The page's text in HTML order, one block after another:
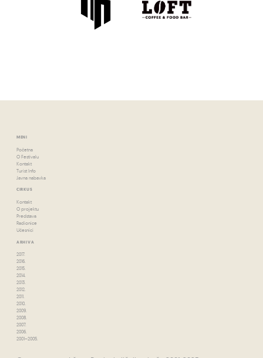
MENI
Početna
O Festivalu
Kontakt
Turist Info
Javna nabavka
CIRKUS
Kontakt
O projektu
Predstava
Radionice
Učesnici
ARHIVA
2017.
2016.
2015.
2014.
2013.
2012.
2011.
2010.
2009.
2008.
2007.
2006.
2001–2005.